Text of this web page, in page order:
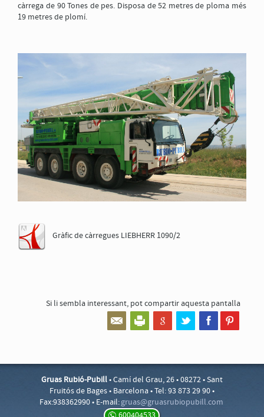
Tancar formulari
càrrega de 90 Tones de pes. Disposa de 52 metres de ploma més
19 metres de plomí.
Gràfic de càrregues LIEBHERR 1090/2
Si li sembla interessant, pot compartir aquesta pantalla
Gruas Rubió-Pubill• Camí del Grau, 26 • 08272 • Sant
Fruitós de Bages • Barcelona • Tel: 93 873 29 90 •
Fax:938362990 • E-mail:gruas@gruasrubiopubill.com